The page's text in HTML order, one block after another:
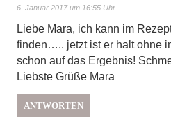
6. Januar 2017 um 16:55 Uhr
Liebe Mara, ich kann im
finden….. jetzt ist er halt ohne
schon auf das Ergebnis!
Liebste Grüße Mara
ANTWORTEN